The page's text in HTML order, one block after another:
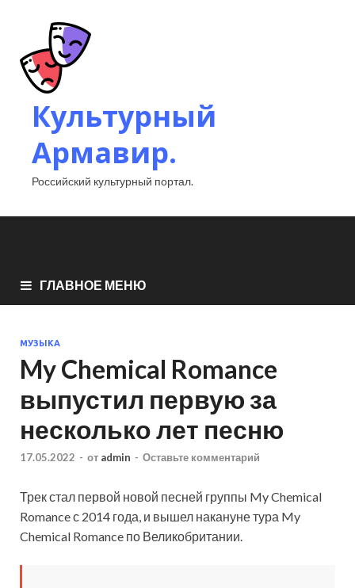
Культурный
Армавир.
Российский культурный портал.
ГЛАВНОЕ МЕНЮ
МУЗЫКА
My Chemical Romance
выпустил первую за
несколько лет песню
17.05.2022 - от admin - Оставьте комментарий
Трек стал первой новой песней группы My Chemical
Romance с 2014 года, и вышел накануне тура My
Chemical Romance по Великобритании.